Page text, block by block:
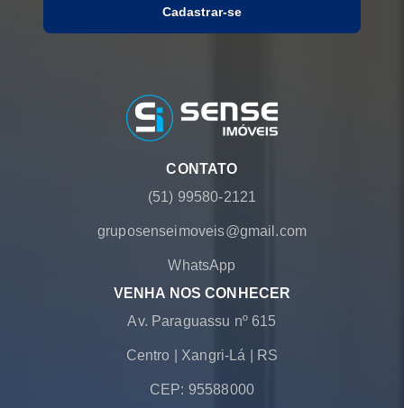
Cadastrar-se
CONTATO
(51) 99580-2121
gruposenseimoveis@gmail.com
WhatsApp
VENHA NOS CONHECER
Av. Paraguassu nº 615
Centro Xangri-Lá RS
CEP: 95588000